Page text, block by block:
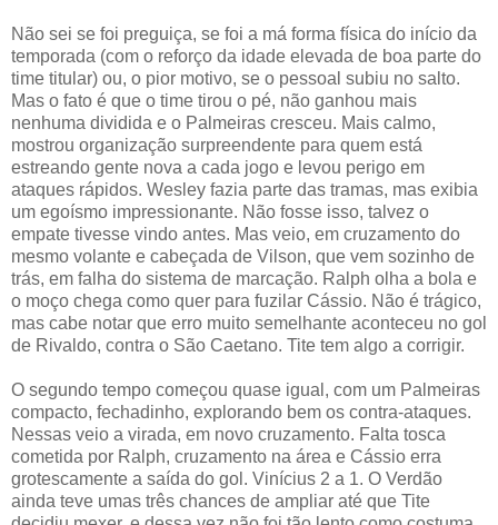
Não sei se foi preguiça, se foi a má forma física do início da
temporada (com o reforço da idade elevada de boa parte do
time titular) ou, o pior motivo, se o pessoal subiu no salto.
Mas o fato é que o time tirou o pé, não ganhou mais
nenhuma dividida e o Palmeiras cresceu. Mais calmo,
mostrou organização surpreendente para quem está
estreando gente nova a cada jogo e levou perigo em
ataques rápidos. Wesley fazia parte das tramas, mas exibia
um egoísmo impressionante. Não fosse isso, talvez o
empate tivesse vindo antes. Mas veio, em cruzamento do
mesmo volante e cabeçada de Vilson, que vem sozinho de
trás, em falha do sistema de marcação. Ralph olha a bola e
o moço chega como quer para fuzilar Cássio. Não é trágico,
mas cabe notar que erro muito semelhante aconteceu no gol
de Rivaldo, contra o São Caetano. Tite tem algo a corrigir.
O segundo tempo começou quase igual, com um Palmeiras
compacto, fechadinho, explorando bem os contra-ataques.
Nessas veio a virada, em novo cruzamento. Falta tosca
cometida por Ralph, cruzamento na área e Cássio erra
grotescamente a saída do gol. Vinícius 2 a 1. O Verdão
ainda teve umas três chances de ampliar até que Tite